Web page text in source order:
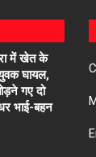
में खेत के
घायल,
गए दो
भाई-बहन